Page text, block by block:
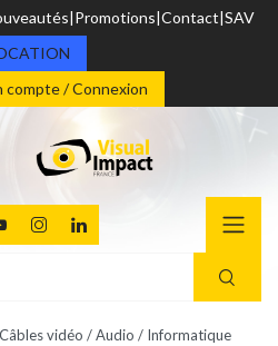
Promotions Contact SAV
compte / Connexion
Câbles vidéo / Audio / Informatique